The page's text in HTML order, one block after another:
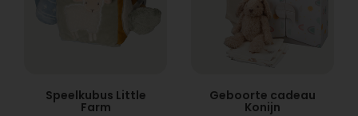
Speelkubus Little
Farm
Geboorte cadeau
Konijn